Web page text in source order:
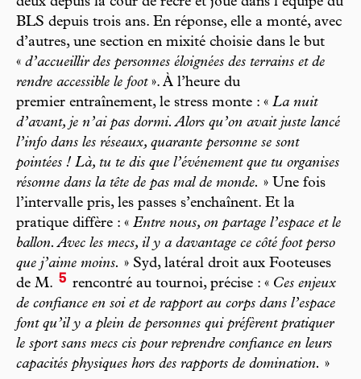
BLS depuis trois ans. En réponse, elle a monté, avec
d’autres, une section en mixité choisie dans le but
« d’accueillir des personnes éloignées des terrains et de
rendre accessible le foot». À l’heure du
premier entraînement, le stress monte : « La nuit
d’avant, je n’ai pas dormi. Alors qu’on avait juste lancé
l’info dans les réseaux, quarante personne se sont
pointées ! Là, tu te dis que l’événement que tu organises
résonne dans la tête de pas mal de monde. » Une fois
l’intervalle pris, les passes s’enchaînent. Et la
pratique diffère : « Entre nous, on partage l’espace et le
ballon. Avec les mecs, il y a davantage ce côté foot perso
que j’aime moins. » Syd, latéral droit aux Footeuses
de M. 5 rencontré au tournoi, précise : « Ces enjeux
de confiance en soi et de rapport au corps dans l’espace
font qu’il y a plein de personnes qui préfèrent pratiquer
le sport sans mecs cis pour reprendre confiance en leurs
capacités physiques hors des rapports de domination. »